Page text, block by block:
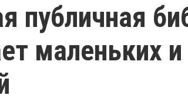
публичная
маленьких